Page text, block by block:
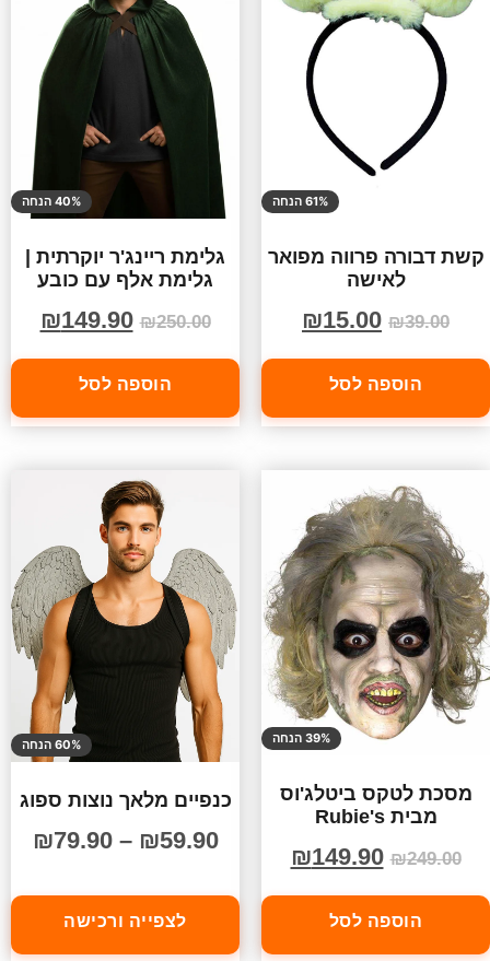
61% הנחה
קשת דבורה פרווה מפואר
לאישה
₪39.00
₪15.00
הוספה לסל
40% הנחה
גלימת ריינג'ר יוקרתית |
גלימת אלף עם כובע
₪250.00
₪149.90
הוספה לסל
39% הנחה
מסכת לטקס ביטלג'וס
מבית Rubie's
₪249.00
₪149.90
הוספה לסל
60% הנחה
כנפיים מלאך נוצות ספוג
₪59.90
–
₪79.90
לצפייה ורכישה